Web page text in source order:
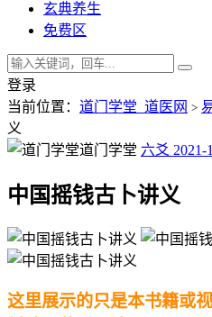
玄典养生
免费区
登录
当前位置： 道门学堂_道医网 >
义
道门学堂 六爻 2021-
中国摇钱古卜讲义
这里展示的只是本书籍或